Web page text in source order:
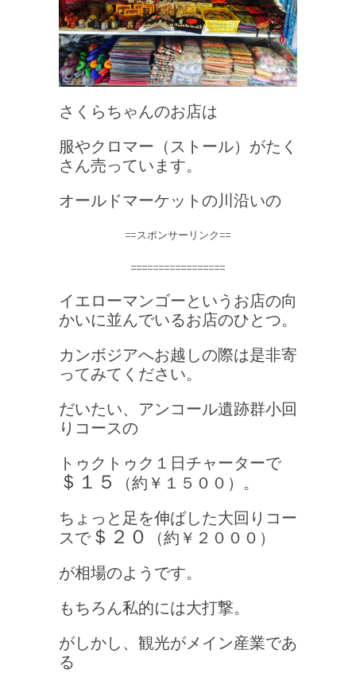
さくらちゃんのお店は
服やクロマー（ストール）がたく
さん売っています。
オールドマーケットの川沿いの
==スポンサーリンク==
=================
イエローマンゴーというお店の向
かいに並んでいるお店のひとつ。
カンボジアへお越しの際は是非寄
ってみてください。
だいたい、アンコール遺跡群小回
りコースの
トゥクトゥク１日チャーターで
＄１５
（約￥１５００）。
ちょっと足を伸ばした大回りコー
スで＄２０
（約￥２０００）
が相場のようです。
もちろん私的には大打撃。
がしかし、観光がメイン産業であ
る